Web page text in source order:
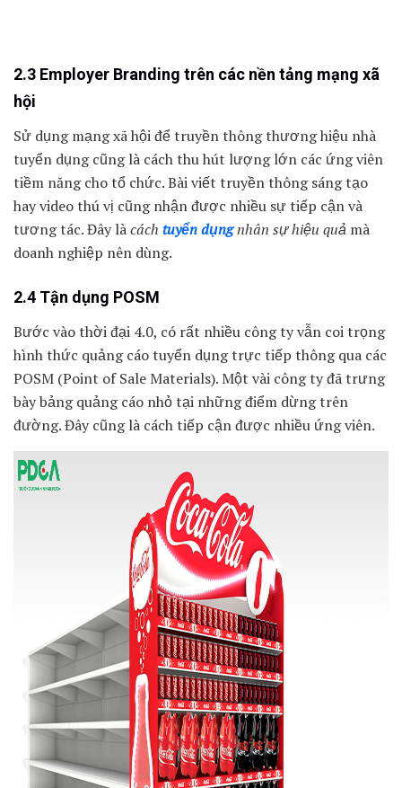
2.3 Employer Branding trên các nền tảng mạng xã
hội
Sử dụng mạng xã hội để truyền thông thương hiệu nhà
tuyển dụng cũng là cách thu hút lượng lớn các ứng viên
tiềm năng cho tổ chức. Bài viết truyền thông sáng tạo
hay video thú vị cũng nhận được nhiều sự tiếp cận và
tương tác. Đây làcách tuyển dụngnhân sự hiệu quả mà
doanh nghiệp nên dùng.
2.4 Tận dụng POSM
Bước vào thời đại 4.0, có rất nhiều công ty vẫn coi trọng
hình thức quảng cáo tuyển dụng trực tiếp thông qua các
POSM (Point of Sale Materials). Một vài công ty đã trưng
bày bảng quảng cáo nhỏ tại những điểm dừng trên
đường. Đây cũng là cách tiếp cận được nhiều ứng viên.